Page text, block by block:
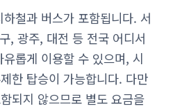
철과 버스가 포함됩니다. 서
, 광주, 대전 등 전국 어디서
롭게 이용할 수 있으며, 시
한 탑승이 가능합니다. 다만
되지 않으므로 별도 요금을